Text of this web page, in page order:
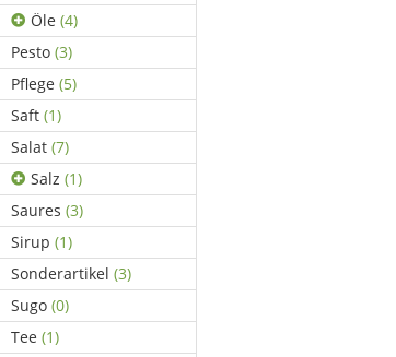
Öle (4)
Pesto (3)
Pflege (5)
Saft (1)
Salat (7)
Salz (1)
Saures (3)
Sirup (1)
Sonderartikel (3)
Sugo (0)
Tee (1)